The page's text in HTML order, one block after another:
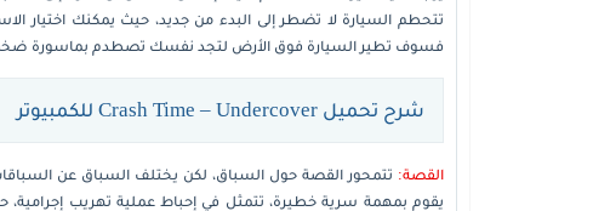
تتحطم السيارة لا تضطر إلى البدء من جديد، حيث يمكنك اختيار
فسوف تطير السيارة فوق الأرض لتجد نفسك تصطدم بماسورة
شرح تحميل Crash Time – Undercover للكمبيوتر
القصة: تتمحور القصة حول السباق، لكن يختلف السباق عن
يقوم بمهمة سرية خطيرة، تتمثل في إحباط عملية تهريب